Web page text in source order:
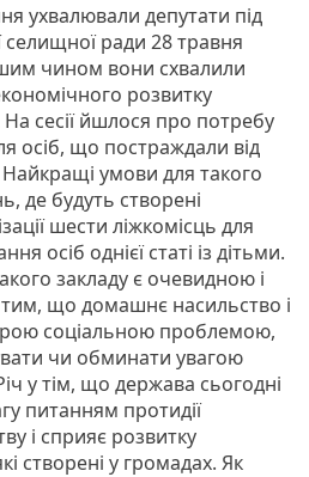
ухвалювали депутати під
селищної ради 28 травня
чином вони схвалили
розвитку
сесії йшлося про потребу
осіб, що постраждали від
умови для такого
де будуть створені
шести ліжкомісць для
осіб однієї статі із дітьми.
закладу є очевидною і
що домашнє насильство і
соціальною проблемою,
чи обминати увагою
у тім, що держава сьогодні
питанням протидії
і сприяє розвитку
створені у громадах. Як